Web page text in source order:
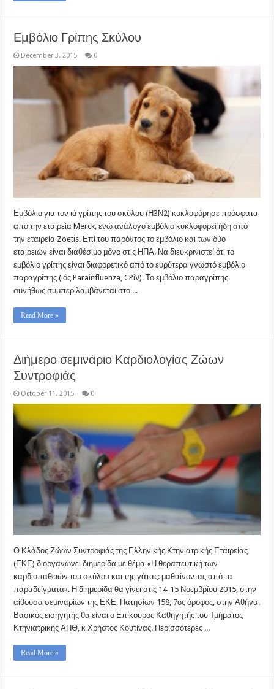
Εμβόλιο Γρίπης Σκύλου
December 3, 2015 0
Εμβόλιο για τον ιό γρίπης του σκύλου (Η3Ν2) κυκλοφόρησε πρόσφατα
από την εταιρεία Merck, ενώ ανάλογο εμβόλιο κυκλοφορεί ήδη από
την εταιρεία Zoetis. Επί του παρόντος το εμβόλιο και των δύο
εταιρειών είναι διαθέσιμο μόνο στις ΗΠΑ. Να διευκρινιστεί ότι το
εμβόλιο γρίπης είναι διαφορετικό από το ευρύτερα γνωστό εμβόλιο
παραγρίπης (ιός Parainfluenza, CPiV). Το εμβόλιο παραγρίπης
συνήθως συμπεριλαμβάνεται στο ...
Read More »
Διήμερο σεμινάριο Καρδιολογίας Ζώων
Συντροφιάς
October 11, 2015 0
Ο Κλάδος Ζώων Συντροφιάς της Ελληνικής Κτηνιατρικής Εταιρείας
(ΕΚΕ) διοργανώνει διημερίδα με θέμα «Η θεραπευτική των
καρδιοπαθειών του σκύλου και της γάτας: μαθαίνοντας από τα
παραδείγματα». Η διημερίδα θα γίνει στις 14-15 Νοεμβρίου 2015, στην
αίθουσα σεμιναρίων της ΕΚΕ, Πατησίων 158, 7ος όροφος, στην Αθήνα.
Βασικός εισηγητής θα είναι ο Επίκουρος Καθηγητής του Τμήματος
Κτηνιατρικής ΑΠΘ, κ Χρήστος Κουτίνας. Περισσότερες ...
Read More »